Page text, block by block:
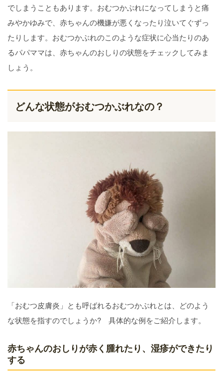
でしまうこともあります。おむつかぶれになってしまうと痛
みやかゆみで、赤ちゃんの機嫌が悪くなったり泣いてぐずっ
たりします。おむつかぶれのこのような症状に心当たりのあ
るパパママは、赤ちゃんのおしりの状態をチェックしてみま
しょう。
どんな状態がおむつかぶれなの？
「おむつ皮膚炎」とも呼ばれるおむつかぶれとは、どのよう
な状態を指すのでしょうか? 具体的な例をご紹介します。
赤ちゃんのおしりが赤く腫れたり、湿疹ができたり
する